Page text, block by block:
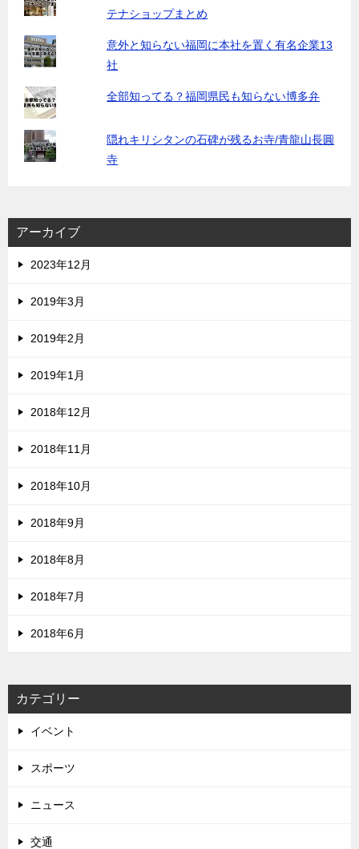
テナショップまとめ
意外と知らない福岡に本社を置く有名企業13
社
全部知ってる？福岡県民も知らない博多弁
隠れキリシタンの石碑が残るお寺/青龍山長圓
寺
アーカイブ
2023年12月
2019年3月
2019年2月
2019年1月
2018年12月
2018年11月
2018年10月
2018年9月
2018年8月
2018年7月
2018年6月
カテゴリー
イベント
スポーツ
ニュース
交通